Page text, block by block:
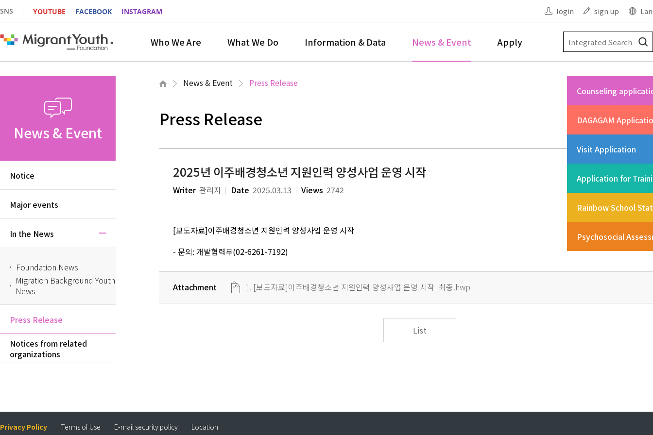
SNS YOUTUBE FACEBOOK INSTAGRAM login sign up
Who We Are What We Do Information & Data News & Event Apply
Counseling
DAGAGAM
Visit Application
Application for
Rainbow School
Psychosocial
News & Event Press Release
News & Event
Notice
Major events
In the News
Foundation News
Migration Background Youth
News
Press Release
Notices from related
organizations
Press Release
2025년 이주배경청소년 지원인력 양성사업 운영 시작
Writer 관리자 Date 2025.03.13 Views 2742
[보도자료]이주배경청소년 지원인력 양성사업 운영 시작
- 문의: 개발협력부(02-6261-7192)
Attachment 1. [보도자료]이주배경청소년 지원인력 양성사업 운영 시작_최종.hwp
List
Privacy Policy Terms of Use E-mail security policy Location